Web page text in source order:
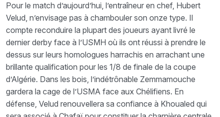
Pour le match d’aujourd’hui, l’entraîneur en chef, Hubert
Velud, n’envisage pas à chambouler son onze type. Il
compte reconduire la plupart des joueurs ayant livré le
dernier derby face à l’USMH où ils ont réussi à prendre le
dessus sur leurs homologues harrachis en arrachant une
brillante qualification pour les 1/8 de finale de la coupe
d’Algérie. Dans les bois, l’indétrônable Zemmamouche
gardera la cage de l’USMA face aux Chélifiens. En
défense, Velud renouvellera sa confiance à Khoualed qui